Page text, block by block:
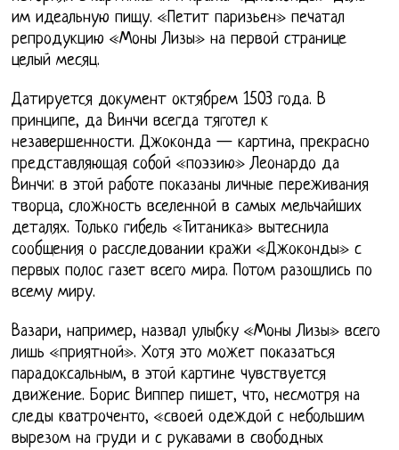
им идеальную пищу. «Петит паризьен» печатал
репродукцию «Моны Лизы» на первой странице
целый месяц.
Датируется документ октябрем 1503 года. В
принципе, да Винчи всегда тяготел к
незавершенности. Джоконда — картина, прекрасно
представляющая собой «поэзию» Леонардо да
Винчи: в этой работе показаны личные переживания
творца, сложность вселенной в самых мельчайших
деталях. Только гибель «Титаника» вытеснила
сообщения о расследовании кражи «Джоконды» с
первых полос газет всего мира. Потом разошлись по
всему миру.
Вазари, например, назвал улыбку «Моны Лизы» всего
лишь «приятной». Хотя это может показаться
парадоксальным, в этой картине чувствуется
движение. Борис Виппер пишет, что, несмотря на
следы кватроченто, «своей одеждой с небольшим
вырезом на груди и с рукавами в свободных